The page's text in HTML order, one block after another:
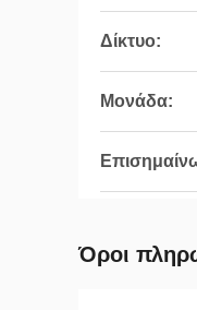
Δίκτυο:
Μονάδα:
Όροι